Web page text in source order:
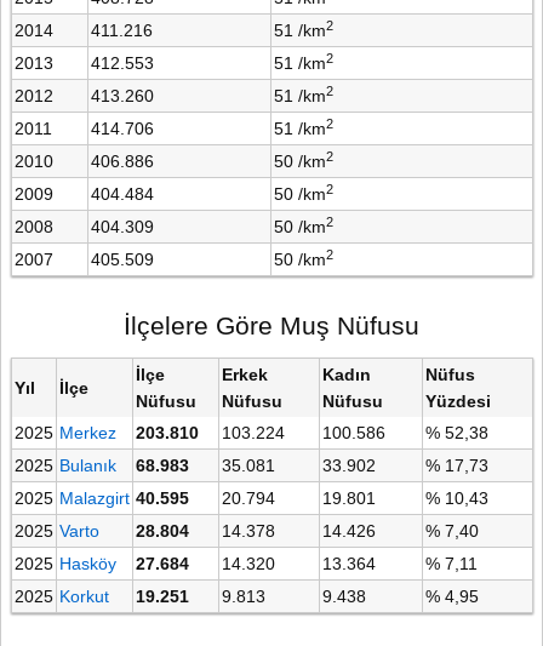
2014 411.216 51 /km2
2013 412.553 51 /km2
2012 413.260 51 /km2
2011 414.706 51 /km2
2010 406.886 50 /km2
2009 404.484 50 /km2
2008 404.309 50 /km2
2007 405.509 50 /km2
İlçelere Göre Muş Nüfusu
Yıl İlçe
İlçe
Nüfusu
Erkek
Nüfusu
Kadın
Nüfusu
Nüfus
Yüzdesi
2025 Merkez 203.810 103.224 100.586
% 52,38
2025 Bulanık 68.983 35.081 33.902
% 17,73
2025 Malazgirt 40.595 20.794 19.801
% 10,43
2025 Varto 28.804 14.378 14.426
% 7,40
2025 Hasköy 27.684 14.320 13.364
% 7,11
2025 Korkut 19.251 9.813 9.438 % 4,95